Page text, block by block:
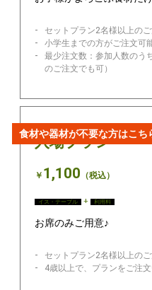
セットプラン2名様以上の
小学生までの方がご注文可
最少注文数：参加人数のう
のご注文でも可）
食材や器材が不要な方はこち
入場プラン
￥ 1,100 （税込）
イス・テーブル + 利用料
お席のみご用意♪
セットプラン2名様以上の
4歳以上で、プランをご注